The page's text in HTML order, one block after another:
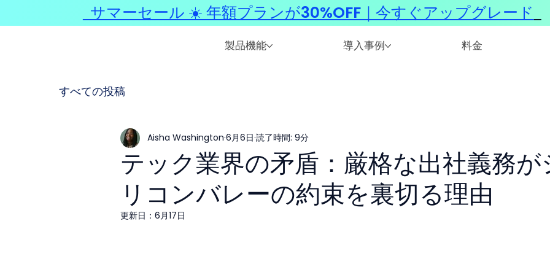
製品機能 導入事例 料金
すべての投稿
テック業界の矛盾：厳格な出社義務が
リコンバレーの約束を裏切る理由
Aisha Washington 6月6日 読了時間: 9分
更新日： 6月17日
サマーセール ☀️ 年額プランが30%OFF｜今すぐアップグレード